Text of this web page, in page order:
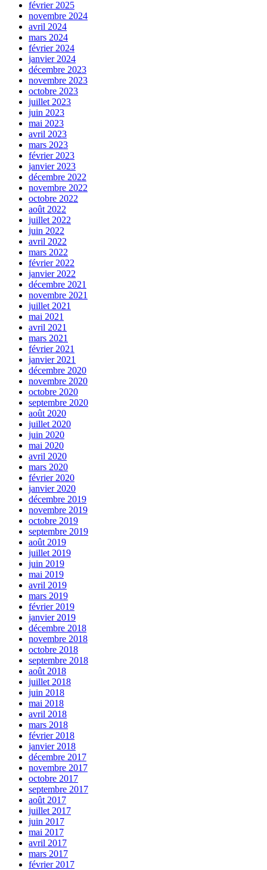
février 2025
novembre 2024
avril 2024
mars 2024
février 2024
janvier 2024
décembre 2023
novembre 2023
octobre 2023
juillet 2023
juin 2023
mai 2023
avril 2023
mars 2023
février 2023
janvier 2023
décembre 2022
novembre 2022
octobre 2022
août 2022
juillet 2022
juin 2022
avril 2022
mars 2022
février 2022
janvier 2022
décembre 2021
novembre 2021
juillet 2021
mai 2021
avril 2021
mars 2021
février 2021
janvier 2021
décembre 2020
novembre 2020
octobre 2020
septembre 2020
août 2020
juillet 2020
juin 2020
mai 2020
avril 2020
mars 2020
février 2020
janvier 2020
décembre 2019
novembre 2019
octobre 2019
septembre 2019
août 2019
juillet 2019
juin 2019
mai 2019
avril 2019
mars 2019
février 2019
janvier 2019
décembre 2018
novembre 2018
octobre 2018
septembre 2018
août 2018
juillet 2018
juin 2018
mai 2018
avril 2018
mars 2018
février 2018
janvier 2018
décembre 2017
novembre 2017
octobre 2017
septembre 2017
août 2017
juillet 2017
juin 2017
mai 2017
avril 2017
mars 2017
février 2017